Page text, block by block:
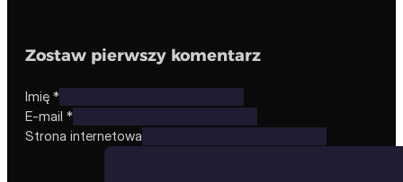
Zostaw pierwszy komentarz
Imię *
E-mail *
Strona internetowa